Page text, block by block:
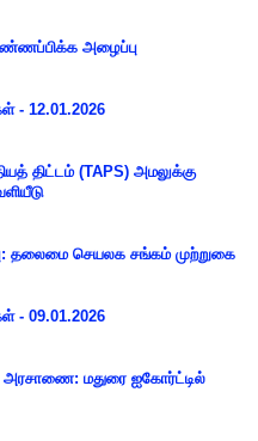
அழைப்பு
- 12.01.2026
திட்டம் (TAPS) அமலுக்கு
தலைமை செயலக சங்கம் முற்றுகை
- 09.01.2026
அரசாணை: மதுரை ஐகோர்ட்டில்